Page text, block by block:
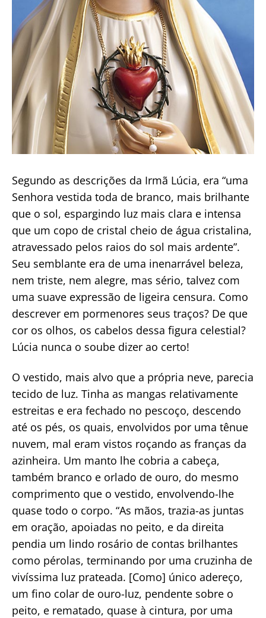
Segundo as descrições da Irmã Lúcia, era “uma
Senhora vestida toda de branco, mais brilhante
que o sol, espargindo luz mais clara e intensa
que um copo de cristal cheio de água cristalina,
atravessado pelos raios do sol mais ardente”.
Seu semblante era de uma inenarrável beleza,
nem triste, nem alegre, mas sério, talvez com
uma suave expressão de ligeira censura. Como
descrever em pormenores seus traços? De que
cor os olhos, os cabelos dessa figura celestial?
Lúcia nunca o soube dizer ao certo!
O vestido, mais alvo que a própria neve, parecia
tecido de luz. Tinha as mangas relativamente
estreitas e era fechado no pescoço, descendo
até os pés, os quais, envolvidos por uma tênue
nuvem, mal eram vistos roçando as franças da
azinheira. Um manto lhe cobria a cabeça,
também branco e orlado de ouro, do mesmo
comprimento que o vestido, envolvendo-lhe
quase todo o corpo. “As mãos, trazia-as juntas
em oração, apoiadas no peito, e da direita
pendia um lindo rosário de contas brilhantes
como pérolas, terminando por uma cruzinha de
vivíssima luz prateada. [Como] único adereço,
um fino colar de ouro-luz, pendente sobre o
peito, e rematado, quase à cintura, por uma